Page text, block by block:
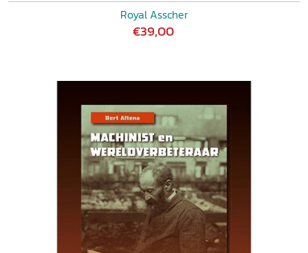
Royal Asscher
€39,00